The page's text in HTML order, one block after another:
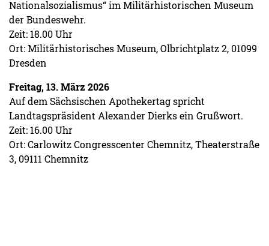
Nationalsozialismus“ im Militärhistorischen Museum
der Bundeswehr.
Zeit: 18.00 Uhr
Ort: Militärhistorisches Museum, Olbrichtplatz 2, 01099
Dresden
Freitag, 13. März 2026
Auf dem Sächsischen Apothekertag spricht
Landtagspräsident Alexander Dierks ein Grußwort.
Zeit: 16.00 Uhr
Ort: Carlowitz Congresscenter Chemnitz, Theaterstraße
3, 09111 Chemnitz